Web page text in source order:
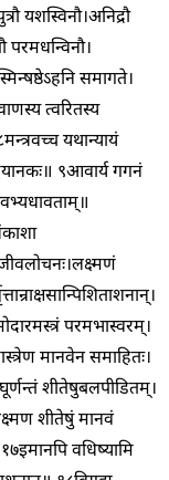
यशस्विनौ।अनिद्रौ
परमधन्विनौ।
समागते।
त्वरितस्य
मन्त्रवच्च यथान्यायं
९आवार्य गगनं
लक्ष्मणं
परमभास्वरम्।
मानवेन समाहितः।
शीतेषुबलपीडितम्।
शीतेषुं मानवं
इमानपि वधिष्यामि